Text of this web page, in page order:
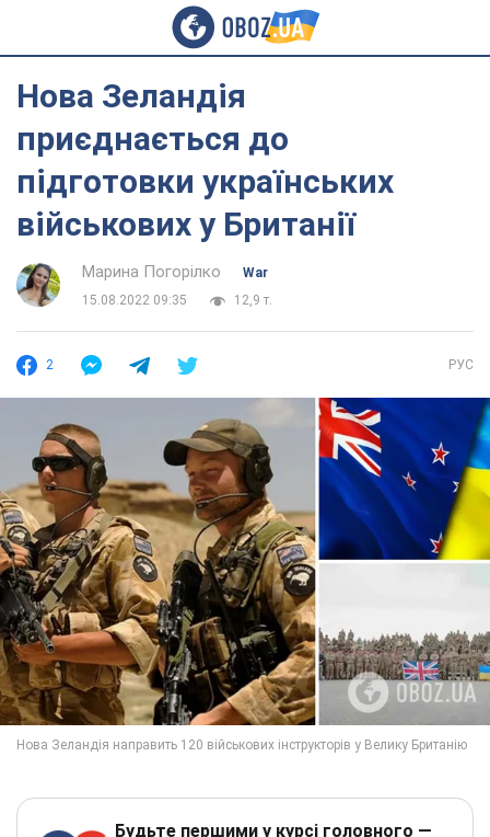
Нова Зеландія
приєднається до
підготовки українських
військових у Британії
Марина Погорілко
War
15.08.2022 09:35
12,9 т.
2 РУС
Будьте першими у курсі головного —